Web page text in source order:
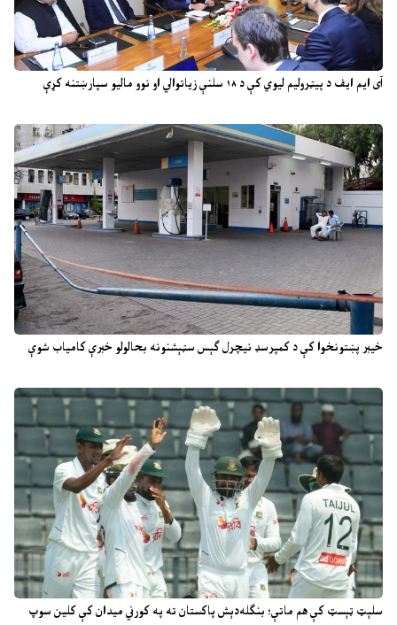
آی ایم ایف د پیټرولیم لیوي کې د ۱۸ سلنې زیاتوالي او نوو مالیو سپارښتنه کړې
خیبر پښتونخوا کې د کمپرسډ نیچرل ګېس سټېشنونه بحالولو خبرې کامیاب شوې
سلېټ ټېسټ کې هم ماتې؛ بنګله‌دېش پاکستان ته په کورني میدان کې کلین سوپ